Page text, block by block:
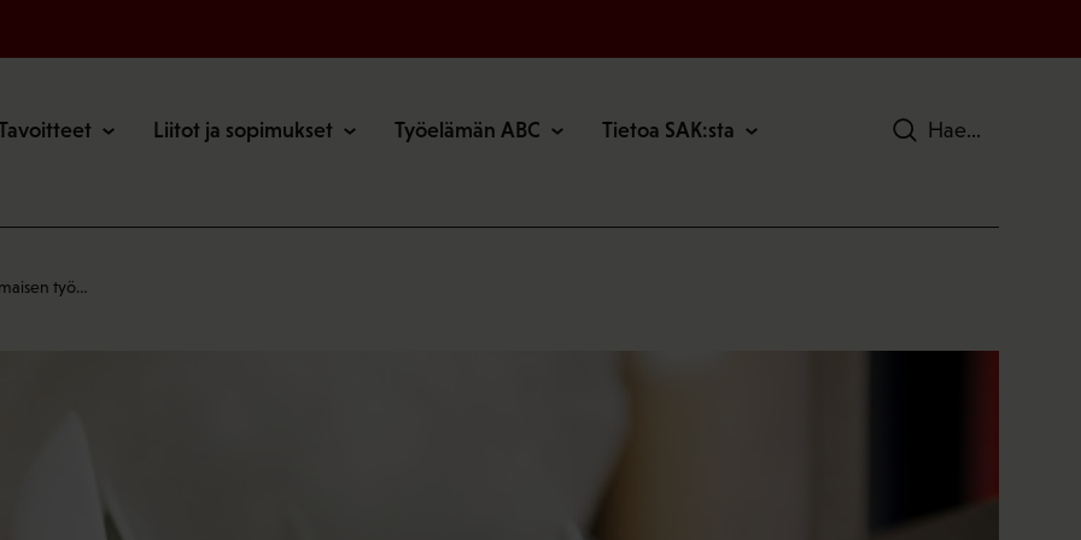
Liitot ja sopimukset Työelämän ABC Tietoa SAK:sta Hae
työ…